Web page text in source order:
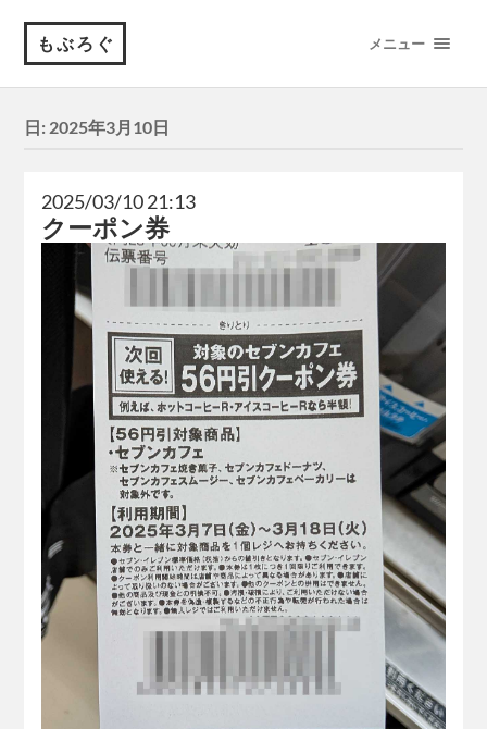
もぶろぐ メニュー
日: 2025年3月10日
2025/03/10 21:13
クーポン券